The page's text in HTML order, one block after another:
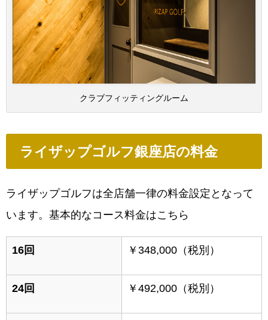
クラブフィッティングルーム
ライザップゴルフ銀座店の料金
ライザップゴルフは全店舗一律の料金設定となって
います。基本的なコース料金はこちら
16回 ￥348,000 （税別）
24回 ￥492,000 （税別）